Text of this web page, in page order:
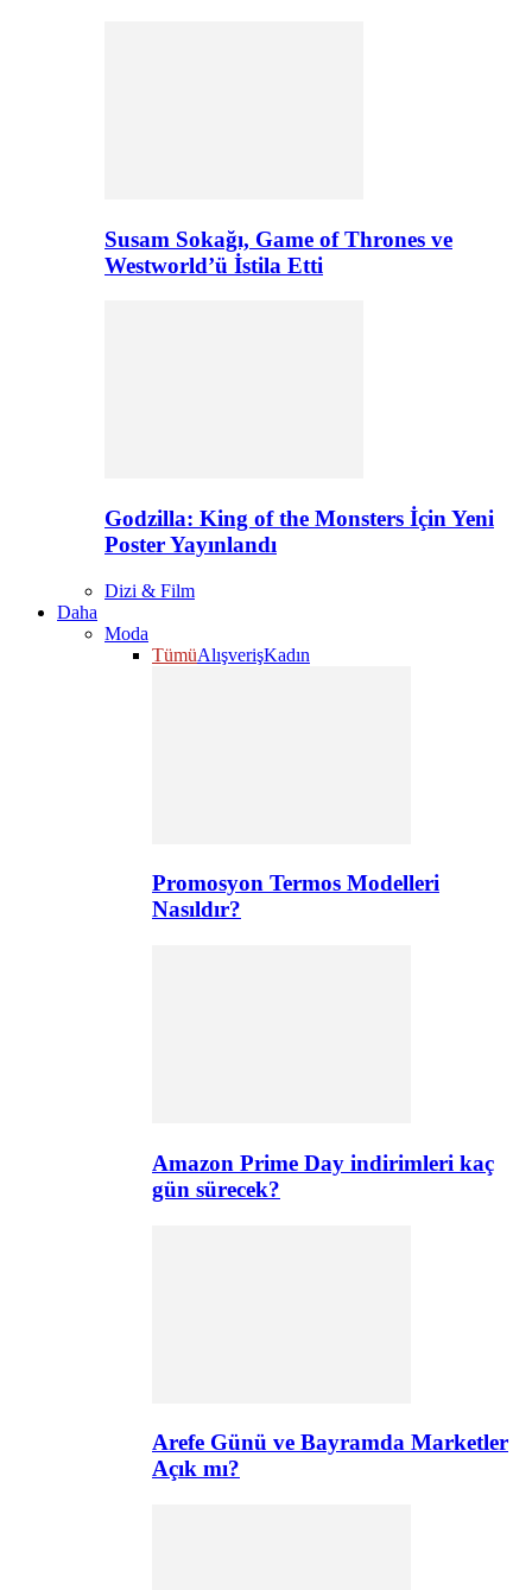
Susam Sokağı, Game of Thrones ve
Westworld’ü İstila Etti
Godzilla: King of the Monsters İçin Yeni
Poster Yayınlandı
Dizi & Film
Daha
Moda
TümüAlışverişKadın
Promosyon Termos Modelleri
Nasıldır?
Amazon Prime Day indirimleri kaç
gün sürecek?
Arefe Günü ve Bayramda Marketler
Açık mı?